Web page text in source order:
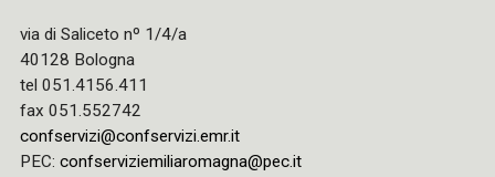
via di Saliceto nº 1/4/a
40128 Bologna
tel 051.4156.411
fax 051.552742
confservizi@confservizi.emr.it
PEC: confserviziemiliaromagna@pec.it